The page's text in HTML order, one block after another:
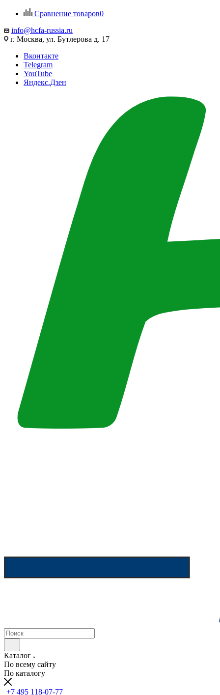
Сравнение товаров0
info@hcfa-russia.ru
г. Москва, ул. Бутлерова д. 17
Вконтакте
Telegram
YouTube
Яндекс.Дзен
Каталог
По всему сайту
По каталогу
+7 495 118-07-77